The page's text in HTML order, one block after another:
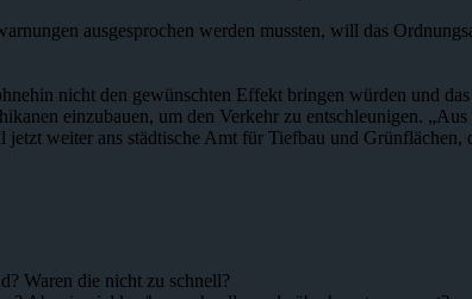
ausgesprochen werden mussten, will das
nicht den gewünschten Effekt bringen würden und
einzubauen, um den Verkehr zu entschleunigen.
weiter ans städtische Amt für Tiefbau und Grünflächen,
Waren die nicht zu schnell?